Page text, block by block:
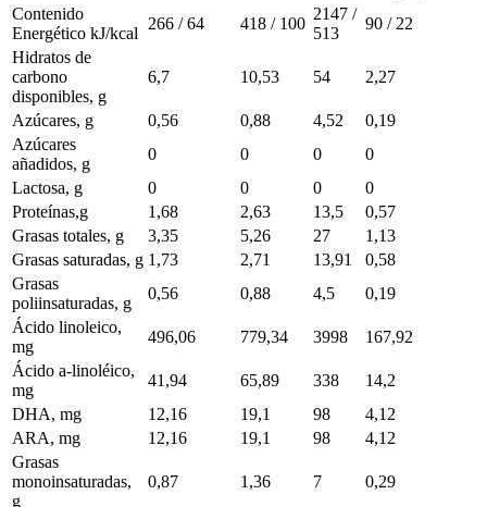
Contenido
Energético kJ/kcal
266 / 64 418 / 100
2147 /
513
90 / 22
Hidratos de
carbono
disponibles, g
6,7 10,53 54 2,27
Azúcares, g 0,56 0,88 4,52
0,19
Azúcares
añadidos, g
0 0 0
0
Lactosa, g
0 0 0
0
Proteínas,g
1,68 2,63 13,5
0,57
Grasas totales, g
3,35 5,26 27
1,13
Grasas saturadas, g 1,73 2,71 13,91
0,58
Grasas
poliinsaturadas, g
0,56 0,88 4,5
0,19
Ácido linoleico,
mg
496,06 779,34 3998
167,92
Ácido a-linoléico,
mg
41,94 65,89 338
14,2
DHA, mg
12,16 19,1 98
4,12
ARA, mg
12,16 19,1 98
4,12
Grasas
monoinsaturadas,
g
0,87 1,36 7 0,29